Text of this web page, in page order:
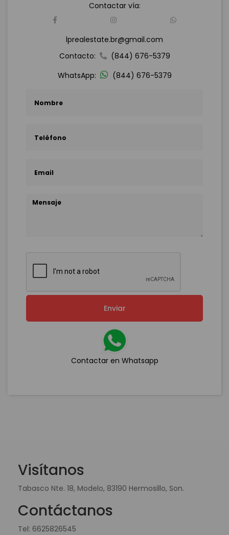
Contactar vía:
lprealestate.br@gmail.com
Contacto:
(844) 676-5379
WhatsApp:
(844) 676-5379
Enviar
Contactar en Whatsapp
Visítanos
Tabasco Nte. 18, Modelo, 83190 Hermosillo, Son.
Contáctanos
Tel: 6625826545